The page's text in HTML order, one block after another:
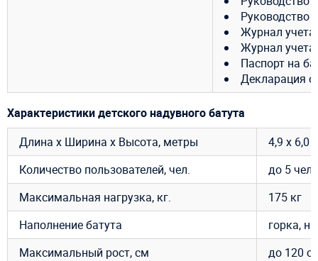
Руководство
Журнал учета
Журнал учета
Паспорт на
Декларация
Характеристики детского надувного батута
Длина х Ширина х Высота, метры
4,9 х 6,0
Количество пользователей, чел.
до 5
Максимальная нагрузка, кг.
175 кг
Наполнение батута
горка,
Максимальный рост, см
до 120